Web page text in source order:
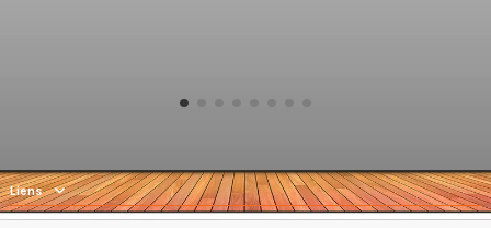
Liens